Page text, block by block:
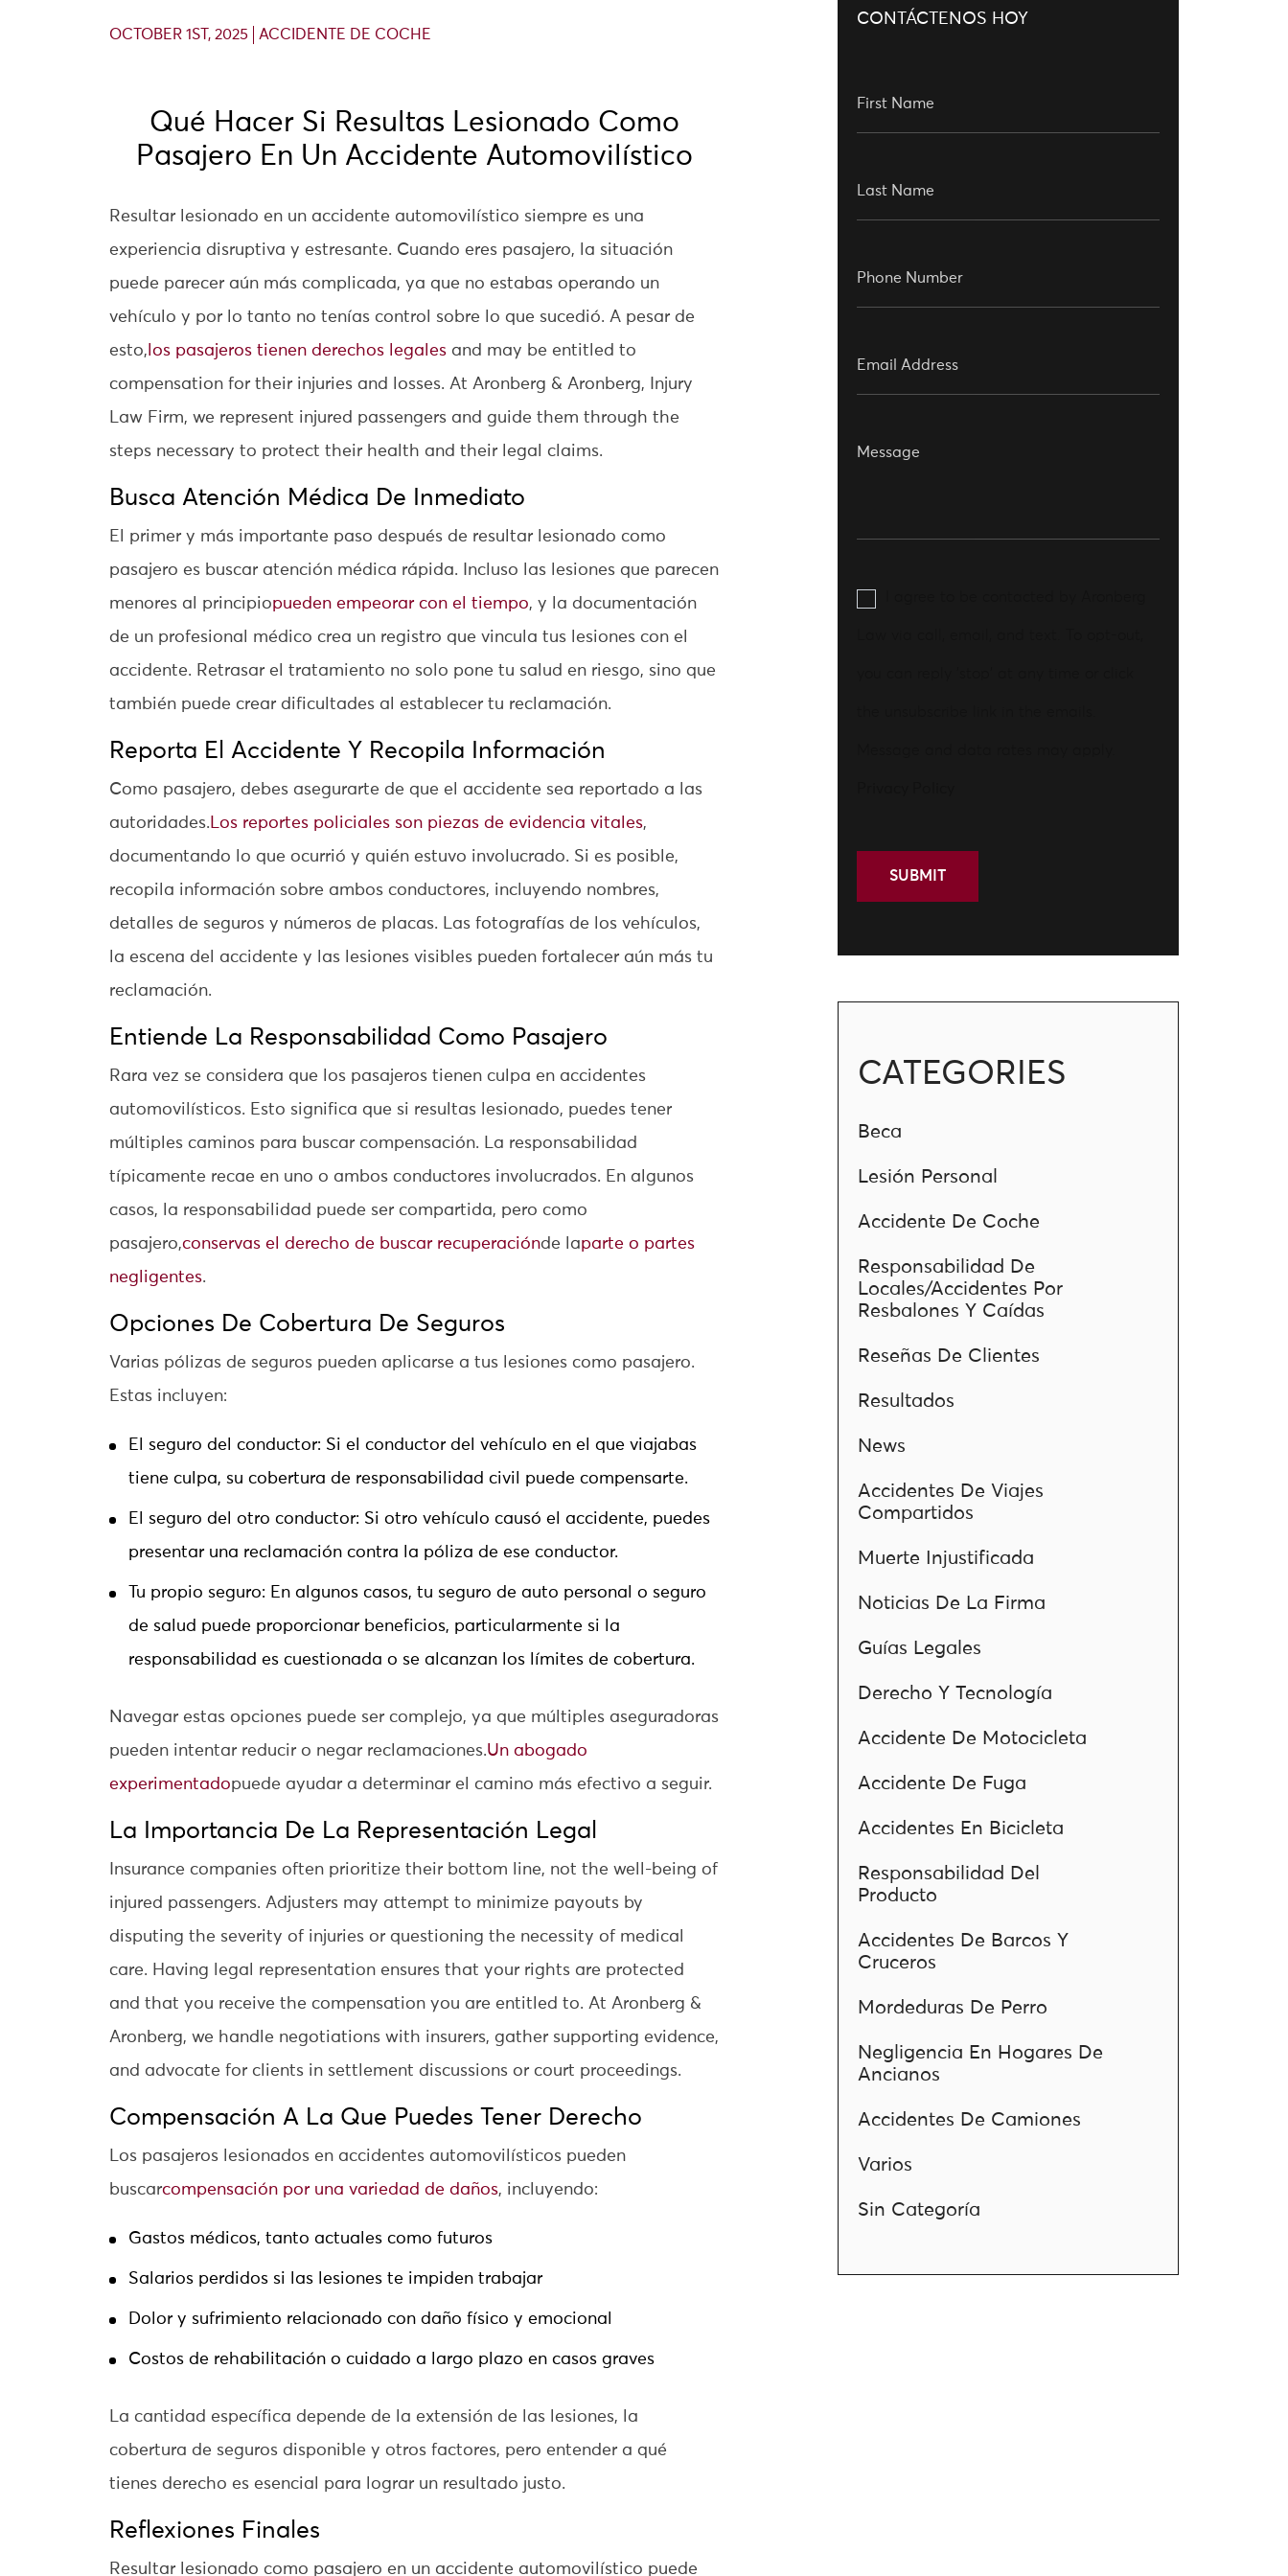
OCTOBER 1ST, 2025 ACCIDENTE DE COCHE
Qué Hacer Si Resultas Lesionado Como
Pasajero En Un Accidente Automovilístico
Resultar lesionado en un accidente automovilístico siempre es una
experiencia disruptiva y estresante. Cuando eres pasajero, la situación
puede parecer aún más complicada, ya que no estabas operando un
vehículo y por lo tanto no tenías control sobre lo que sucedió. A pesar de
esto, los pasajeros tienen derechos legales and may be entitled to
compensation for their injuries and losses. At Aronberg & Aronberg, Injury
Law Firm, we represent injured passengers and guide them through the
steps necessary to protect their health and their legal claims.
Busca Atención Médica De Inmediato
El primer y más importante paso después de resultar lesionado como
pasajero es buscar atención médica rápida. Incluso las lesiones que parecen
menores al principiopueden empeorar con el tiempo, y la documentación
de un profesional médico crea un registro que vincula tus lesiones con el
accidente. Retrasar el tratamiento no solo pone tu salud en riesgo, sino que
también puede crear dificultades al establecer tu reclamación.
Reporta El Accidente Y Recopila Información
Como pasajero, debes asegurarte de que el accidente sea reportado a las
autoridades. Los reportes policiales son piezas de evidencia vitales,
documentando lo que ocurrió y quién estuvo involucrado. Si es posible,
recopila información sobre ambos conductores, incluyendo nombres,
detalles de seguros y números de placas. Las fotografías de los vehículos,
la escena del accidente y las lesiones visibles pueden fortalecer aún más tu
reclamación.
Entiende La Responsabilidad Como Pasajero
Rara vez se considera que los pasajeros tienen culpa en accidentes
automovilísticos. Esto significa que si resultas lesionado, puedes tener
múltiples caminos para buscar compensación. La responsabilidad
típicamente recae en uno o ambos conductores involucrados. En algunos
casos, la responsabilidad puede ser compartida, pero como
pasajero,conservas el derecho de buscar recuperaciónde laparte o partes
negligentes.
Opciones De Cobertura De Seguros
Varias pólizas de seguros pueden aplicarse a tus lesiones como pasajero.
Estas incluyen:
El seguro del conductor: Si el conductor del vehículo en el que viajabas
tiene culpa, su cobertura de responsabilidad civil puede compensarte.
El seguro del otro conductor: Si otro vehículo causó el accidente, puedes
presentar una reclamación contra la póliza de ese conductor.
Tu propio seguro: En algunos casos, tu seguro de auto personal o seguro
de salud puede proporcionar beneficios, particularmente si la
responsabilidad es cuestionada o se alcanzan los límites de cobertura.
Navegar estas opciones puede ser complejo, ya que múltiples aseguradoras
pueden intentar reducir o negar reclamaciones.Un abogado
experimentadopuede ayudar a determinar el camino más efectivo a seguir.
La Importancia De La Representación Legal
Insurance companies often prioritize their bottom line, not the well-being of
injured passengers. Adjusters may attempt to minimize payouts by
disputing the severity of injuries or questioning the necessity of medical
care. Having legal representation ensures that your rights are protected
and that you receive the compensation you are entitled to. At Aronberg &
Aronberg, we handle negotiations with insurers, gather supporting evidence,
and advocate for clients in settlement discussions or court proceedings.
Compensación A La Que Puedes Tener Derecho
Los pasajeros lesionados en accidentes automovilísticos pueden
buscarcompensación por una variedad de daños, incluyendo:
Gastos médicos, tanto actuales como futuros
Salarios perdidos si las lesiones te impiden trabajar
Dolor y sufrimiento relacionado con daño físico y emocional
Costos de rehabilitación o cuidado a largo plazo en casos graves
La cantidad específica depende de la extensión de las lesiones, la
cobertura de seguros disponible y otros factores, pero entender a qué
tienes derecho es esencial para lograr un resultado justo.
Reflexiones Finales
Resultar lesionado como pasajero en un accidente automovilístico puede
CONTÁCTENOS HOY
CATEGORIES
Beca
Lesión Personal
Accidente De Coche
Responsabilidad De
Locales/Accidentes Por
Resbalones Y Caídas
Reseñas De Clientes
Resultados
News
Accidentes De Viajes
Compartidos
Muerte Injustificada
Noticias De La Firma
Guías Legales
Derecho Y Tecnología
Accidente De Motocicleta
Accidente De Fuga
Accidentes En Bicicleta
Responsabilidad Del
Producto
Accidentes De Barcos Y
Cruceros
Mordeduras De Perro
Negligencia En Hogares De
Ancianos
Accidentes De Camiones
Varios
Sin Categoría